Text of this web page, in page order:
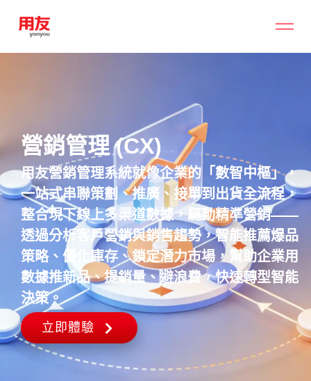
營銷管理 (CX)
用友營銷管理系統就像企業的「數智中樞」，
一站式串聯策劃、推廣、接單到出貨全流程，
整合現下線上多渠道數據，驅動精準營銷——
透過分析客戶營銷與銷售趨勢，智能推薦爆品
策略、優化庫存、鎖定潛力市場，幫助企業用
數據推新品、提銷量、避浪費，快速轉型智能
決策。
立即體驗